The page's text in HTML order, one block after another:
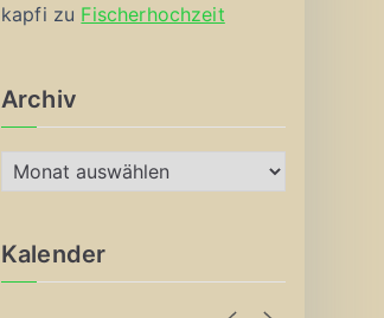
kapfi zu Fischerhochzeit
Archiv
r
h
Kalender